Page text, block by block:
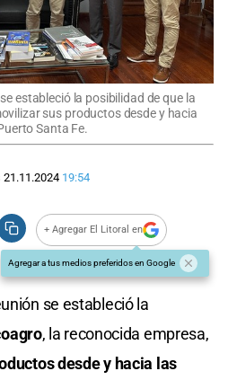
estableció la posibilidad de que la
sus productos desde y hacia
Santa Fe.
21.11.2024 19:54
+ Agregar El Litoral en
Agregar a tus medios preferidos en Google
se estableció la
, la reconocida empresa,
desde y hacia las